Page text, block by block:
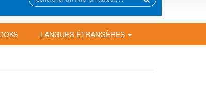
site
LANGUES ÉTRANGÈRES